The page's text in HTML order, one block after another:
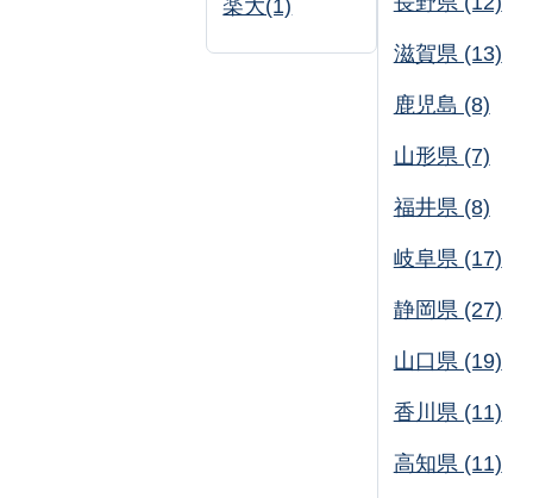
楽大(1)
滋賀県 (13)
鹿児島 (8)
山形県 (7)
福井県 (8)
岐阜県 (17)
静岡県 (27)
山口県 (19)
香川県 (11)
高知県 (11)